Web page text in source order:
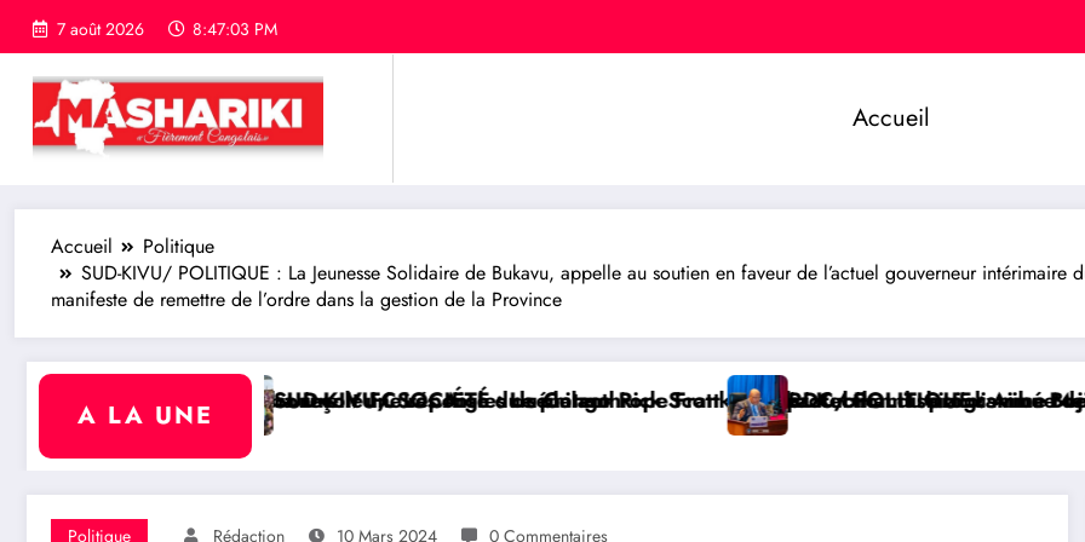
7 août 2026 8:47:04 PM
Accueil
Accueil
Politique
SUD-KIVU/ POLITIQUE : La Jeunesse Solidaire de Bukavu, appelle au soutien en faveur de l’actuel gouverneur intérimaire
manifeste de remettre de l’ordre dans la gestion de la Province
A LA UNE
le FC Les Aigles du Congo
reçoit une réponse du sénateur Rick Scott sur la protection du programme Medicaid
KIVU/ SOCIÉTÉ : Le philanthrope Frank Mwaka Kubihamushizi distribue des cahiers aux écoliers de
RDC/ POLITIQUE : Aimé Boji Sangara plaide pour unRDC/
Politique Rédaction 10 Mars 2024 0 Commentaires